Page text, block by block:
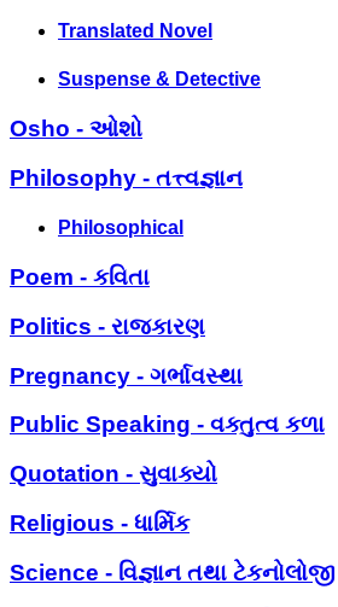
Translated Novel
Suspense & Detective
Osho - ઓશો
Philosophy - તત્ત્વજ્ઞાન
Philosophical
Poem - કવિતા
Politics - રાજકારણ
Pregnancy - ગર્ભાવસ્થા
Public Speaking - વક્તુત્વ કળા
Quotation - સુવાક્યો
Religious - ધાર્મિક
Science - વિજ્ઞાન તથા ટેકનોલોજી